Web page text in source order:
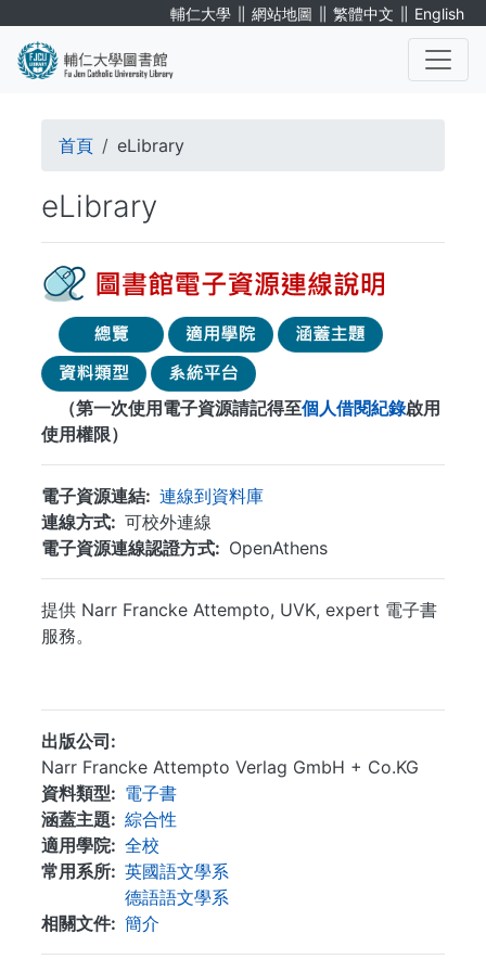
輔仁大學 ∥ 網站地圖 ∥ 繁體中文 ∥ English
導
連
結
首頁 eLibrary
eLibrary
（第一次使用電子資源請記得至個人借閱紀錄啟用
使用權限）
電子資源連結
連線到資料庫
連線方式
可校外連線
電子資源連線認證方式
OpenAthens
提供 Narr Francke Attempto, UVK, expert 電子書
服務。
出版公司
Narr Francke Attempto Verlag GmbH + Co.KG
資料類型
電子書
涵蓋主題
綜合性
適用學院
全校
常用系所
英國語文學系
德語語文學系
相關文件
簡介